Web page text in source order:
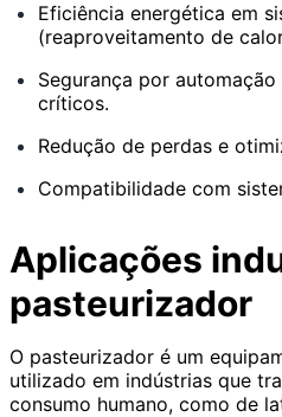
Eficiência energética em
(reaproveitamento de
Segurança por
críticos.
Redução de perdas e
Compatibilidade com
Aplicações
pasteurizador
O pasteurizador é um
utilizado em indústrias que
consumo humano, como de